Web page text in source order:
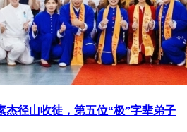
杰径山收徒，第五位“极”字辈弟子